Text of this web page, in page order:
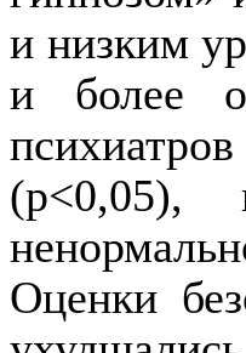
и низким
и более
(p
Оценки